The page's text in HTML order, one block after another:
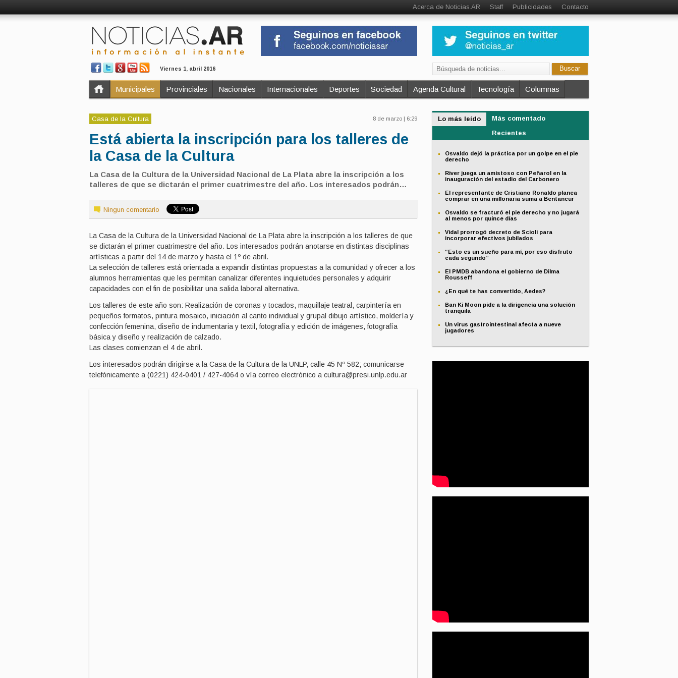
Acerca de Noticias.AR Staff Publicidades Contacto
Viernes 1, abril 2016
Municipales Provinciales Nacionales Internacionales Deportes Sociedad Agenda Cultural Tecnología Columnas
Casa de la Cultura 8 de marzo | 6:29
Está abierta la inscripción para los talleres de
la Casa de la Cultura
La Casa de la Cultura de la Universidad Nacional de La Plata abre la inscripción a los
talleres de que se dictarán el primer cuatrimestre del año. Los interesados podrán…
Ningun comentario
La Casa de la Cultura de la Universidad Nacional de La Plata abre la inscripción a los talleres de que
se dictarán el primer cuatrimestre del año. Los interesados podrán anotarse en distintas disciplinas
artísticas a partir del 14 de marzo y hasta el 1º de abril.
La selección de talleres está orientada a expandir distintas propuestas a la comunidad y ofrecer a los
alumnos herramientas que les permitan canalizar diferentes inquietudes personales y adquirir
capacidades con el fin de posibilitar una salida laboral alternativa.
Los talleres de este año son: Realización de coronas y tocados, maquillaje teatral, carpintería en
pequeños formatos, pintura mosaico, iniciación al canto individual y grupal dibujo artístico, moldería y
confección femenina, diseño de indumentaria y textil, fotografía y edición de imágenes, fotografía
básica y diseño y realización de calzado.
Las clases comienzan el 4 de abril.
Los interesados podrán dirigirse a la Casa de la Cultura de la UNLP, calle 45 Nº 582; comunicarse
telefónicamente a (0221) 424-0401 / 427-4064 o vía correo electrónico a cultura@presi.unlp.edu.ar
Lo más leído
Más comentado
Recientes
Osvaldo dejó la práctica por un golpe en el pie
derecho
River juega un amistoso con Peñarol en la
inauguración del estadio del Carbonero
El representante de Cristiano Ronaldo planea
comprar en una millonaria suma a Bentancur
Osvaldo se fracturó el pie derecho y no jugará
al menos por quince días
Vidal prorrogó decreto de Scioli para
incorporar efectivos jubilados
“Esto es un sueño para mí, por eso disfruto
cada segundo”
El PMDB abandona el gobierno de Dilma
Rousseff
¿En qué te has convertido, Aedes?
Ban Ki Moon pide a la dirigencia una solución
tranquila
Un virus gastrointestinal afecta a nueve
jugadores